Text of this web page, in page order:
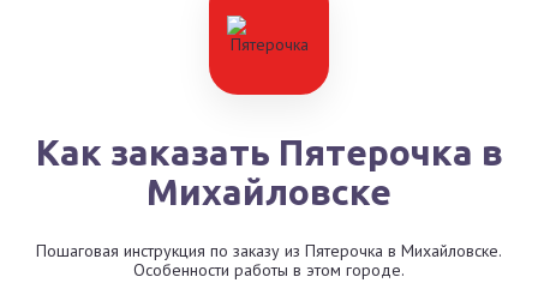
Как заказать Пятерочка в
Михайловске
Пошаговая инструкция по заказу из Пятерочка в Михайловске.
Особенности работы в этом городе.